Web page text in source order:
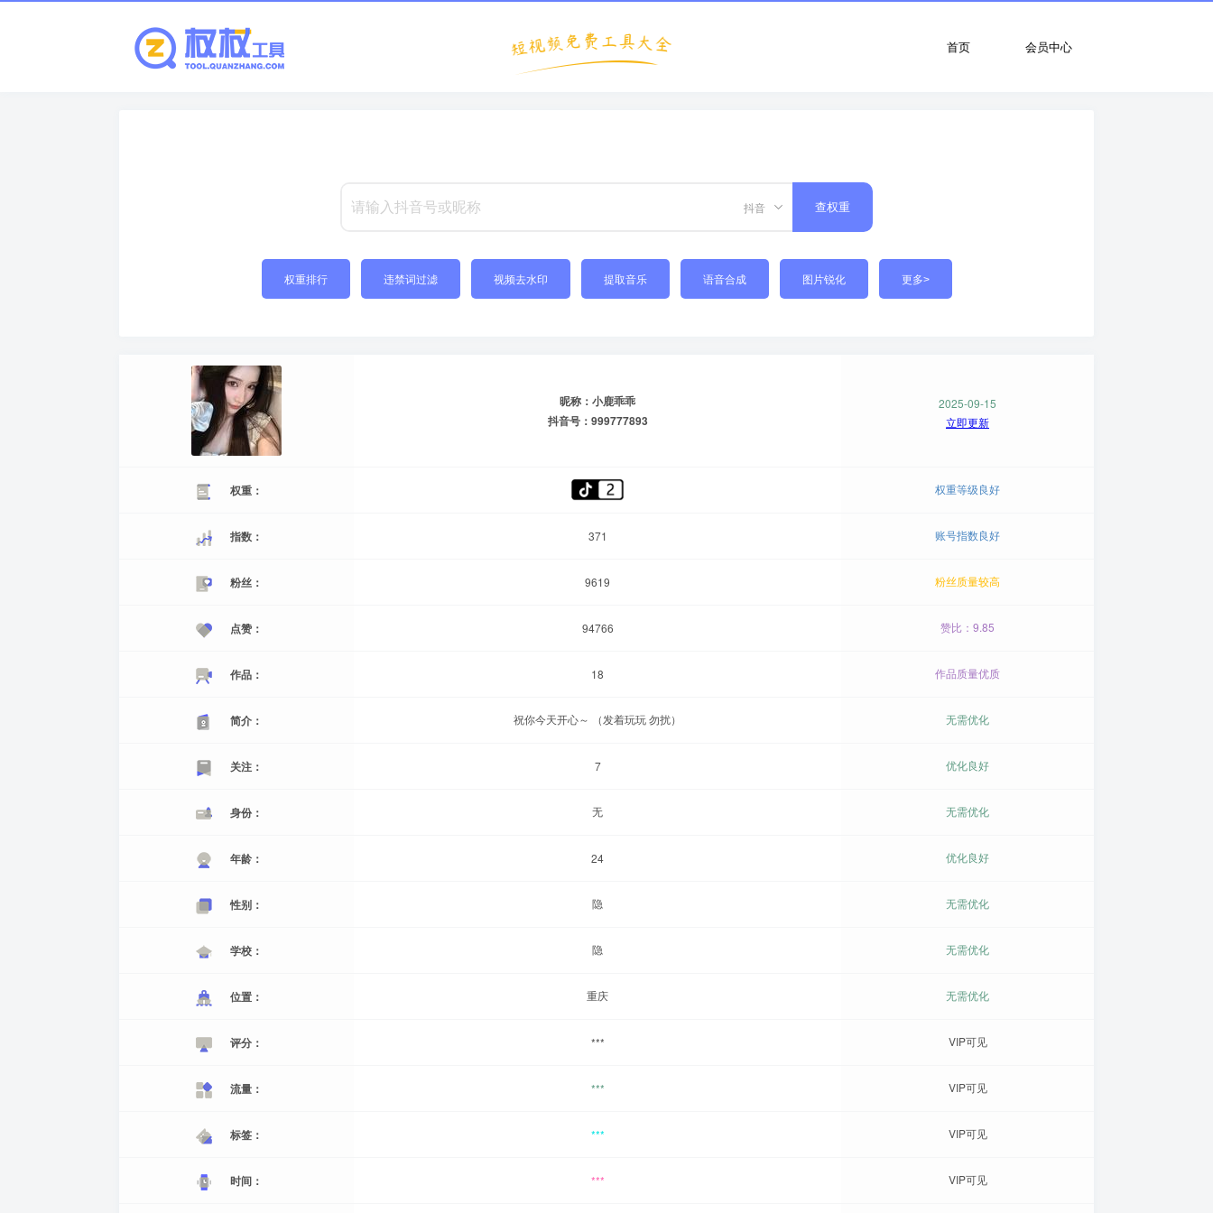
会员中心
首页
抖音 查权重
权重排行 违禁词过滤 视频去水印 提取音乐 语音合成 图片锐化 更多>
昵称：小鹿乖乖
抖音号：999777893
2025-09-15
立即更新
权重： 权重等级良好
指数： 371 账号指数良好
粉丝： 9619 粉丝质量较高
点赞： 94766 赞比：9.85
作品： 18 作品质量优质
简介： 祝你今天开心～ （发着玩玩 勿扰） 无需优化
关注： 7 优化良好
身份： 无 无需优化
年龄： 24 优化良好
性别： 隐 无需优化
学校： 隐 无需优化
位置： 重庆 无需优化
评分： *** VIP可见
流量： *** VIP可见
标签： *** VIP可见
时间： *** VIP可见